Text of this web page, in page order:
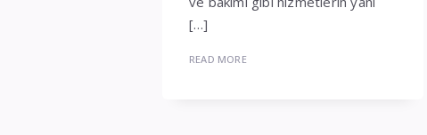
[…]
READ MORE